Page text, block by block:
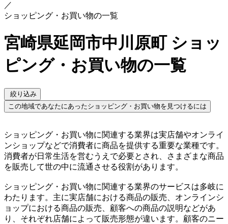
／
ショッピング・お買い物の一覧
宮崎県延岡市中川原町 ショッ
ピング・お買い物の一覧
絞り込み
この地域であなたにあったショッピング・お買い物を見つけるには
ショッピング・お買い物に関連する業界は実店舗やオンライ
ンショップなどで消費者に商品を提供する重要な業種です。
消費者が日常生活を営むうえで必要とされ、さまざまな商品
を販売して世の中に流通させる役割があります。
ショッピング・お買い物に関連する業界のサービスは多岐に
わたります。主に実店舗における商品の販売、オンラインシ
ョップにおける商品の販売、顧客への商品の説明などがあ
り、それぞれ店舗によって販売形態が違います。顧客のニー